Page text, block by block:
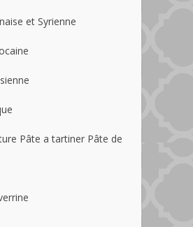
et Syrienne
Pâte a tartiner Pâte de